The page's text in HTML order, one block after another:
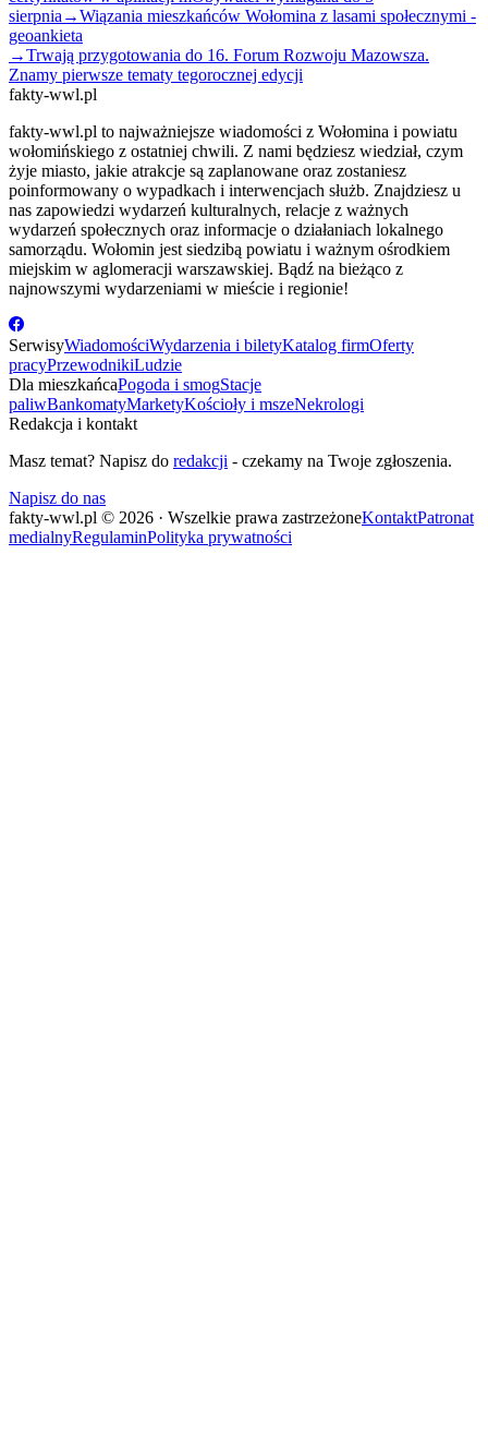
sierpnia→Wiązania mieszkańców Wołomina z lasami społecznymi -
geoankieta
→Trwają przygotowania do 16. Forum Rozwoju Mazowsza.
Znamy pierwsze tematy tegorocznej edycji
fakty-wwl.pl
fakty-wwl.pl to najważniejsze wiadomości z Wołomina i powiatu
wołomińskiego z ostatniej chwili. Z nami będziesz wiedział, czym
żyje miasto, jakie atrakcje są zaplanowane oraz zostaniesz
poinformowany o wypadkach i interwencjach służb. Znajdziesz u
nas zapowiedzi wydarzeń kulturalnych, relacje z ważnych
wydarzeń społecznych oraz informacje o działaniach lokalnego
samorządu. Wołomin jest siedzibą powiatu i ważnym ośrodkiem
miejskim w aglomeracji warszawskiej. Bądź na bieżąco z
najnowszymi wydarzeniami w mieście i regionie!
SerwisyWiadomościWydarzenia i biletyKatalog firmOferty
pracyPrzewodnikiLudzie
Dla mieszkańcaPogoda i smogStacje
paliwBankomatyMarketyKościoły i mszeNekrologi
Redakcja i kontakt
Masz temat? Napisz do redakcji - czekamy na Twoje zgłoszenia.
Napisz do nas
fakty-wwl.pl © 2026 · Wszelkie prawa zastrzeżoneKontaktPatronat
medialnyRegulaminPolityka prywatności